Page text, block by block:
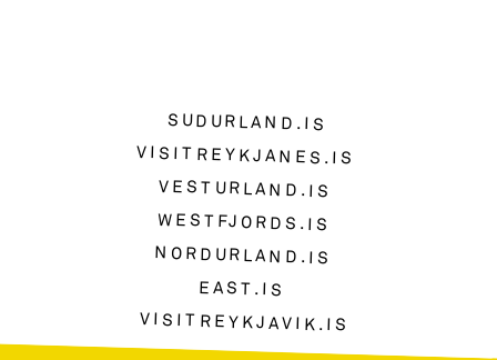
SUDURLAND.IS
VISITREYKJANES.IS
VESTURLAND.IS
WESTFJORDS.IS
NORDURLAND.IS
EAST.IS
VISITREYKJAVIK.IS